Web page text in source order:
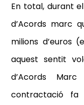
En total, durant
d’Acords marc
milions d’euros
aquest sentit
d’Acords
contractació